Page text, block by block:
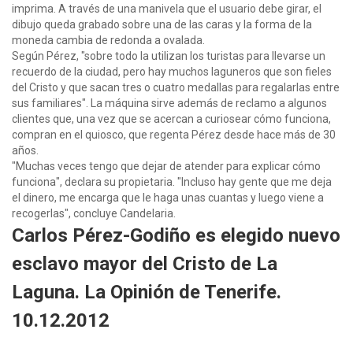
imprima. A través de una manivela que el usuario debe girar, el
dibujo queda grabado sobre una de las caras y la forma de la
moneda cambia de redonda a ovalada.
Según Pérez, "sobre todo la utilizan los turistas para llevarse un
recuerdo de la ciudad, pero hay muchos laguneros que son fieles
del Cristo y que sacan tres o cuatro medallas para regalarlas entre
sus familiares". La máquina sirve además de reclamo a algunos
clientes que, una vez que se acercan a curiosear cómo funciona,
compran en el quiosco, que regenta Pérez desde hace más de 30
años.
"Muchas veces tengo que dejar de atender para explicar cómo
funciona", declara su propietaria. "Incluso hay gente que me deja
el dinero, me encarga que le haga unas cuantas y luego viene a
recogerlas", concluye Candelaria.
Carlos Pérez-Godiño es elegido nuevo
esclavo mayor del Cristo de La
Laguna. La Opinión de Tenerife.
10.12.2012